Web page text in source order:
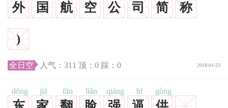
外 国 航 空 公 司 简 称
)
2018-01-23
全日空 人气： 311 顶： 0 踩： 0
dōng jiā fān liǎn qiáng bī gòng